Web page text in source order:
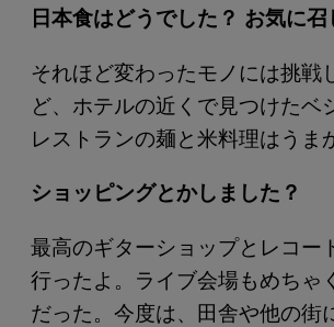
日本食はどうでした？ お気に召
それほど変わったモノには挑戦
ど、ホテルの近くで見つけたベ
レストランの麺と米料理はうま
ショッピングとかしました？
最高のギターショップとレコー
行ったよ。ライブ会場もめちゃ
だった。今度は、田舎や他の街